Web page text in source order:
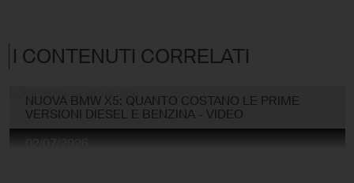
I CONTENUTI CORRELATI
NUOVA BMW X5: QUANTO COSTANO LE PRIME
VERSIONI DIESEL E BENZINA - VIDEO